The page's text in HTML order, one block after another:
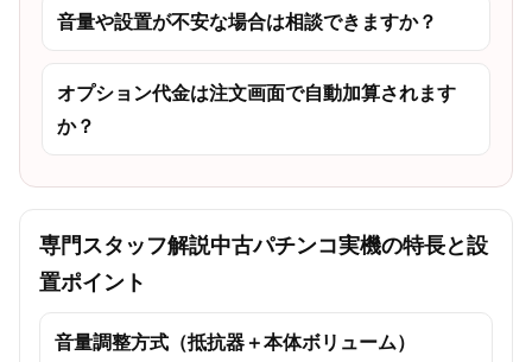
音量や設置が不安な場合は相談できますか？
オプション代金は注文画面で自動加算されます
か？
専門スタッフ解説中古パチンコ実機の特長と設
置ポイント
音量調整方式（抵抗器＋本体ボリューム）